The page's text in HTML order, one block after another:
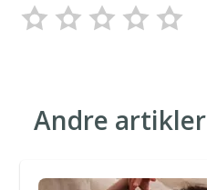
Andre artikler